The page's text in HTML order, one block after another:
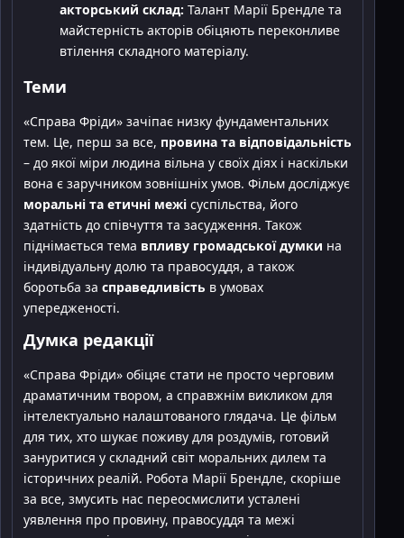
акторський склад: Талант Марії Брендле та
майстерність акторів обіцяють переконливе
втілення складного матеріалу.
Теми
«Справа Фріди» зачіпає низку фундаментальних
тем. Це, перш за все, провина та відповідальність
– до якої міри людина вільна у своїх діях і наскільки
вона є заручником зовнішніх умов. Фільм досліджує
моральні та етичні межі суспільства, його
здатність до співчуття та засудження. Також
піднімається тема впливу громадської думки на
індивідуальну долю та правосуддя, а також
боротьба за справедливість в умовах
упередженості.
Думка редакції
«Справа Фріди» обіцяє стати не просто черговим
драматичним твором, а справжнім викликом для
інтелектуально налаштованого глядача. Це фільм
для тих, хто шукає поживу для роздумів, готовий
зануритися у складний світ моральних дилем та
історичних реалій. Робота Марії Брендле, скоріше
за все, змусить нас переосмислити усталені
уявлення про провину, правосуддя та межі